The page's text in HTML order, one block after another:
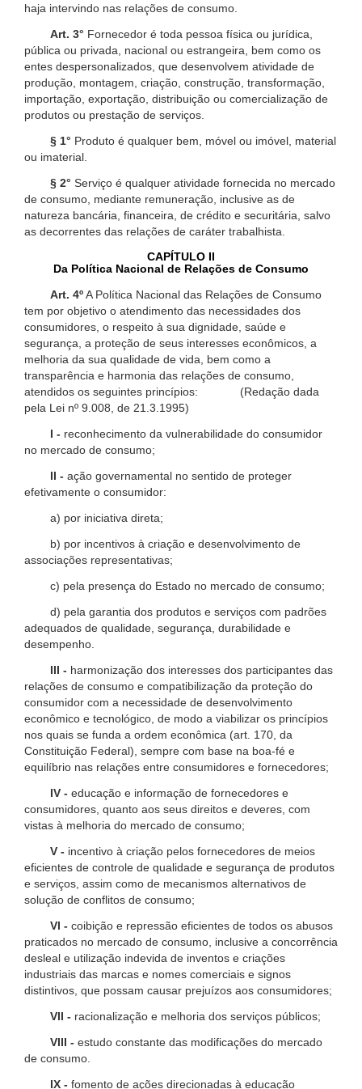
haja intervindo nas relações de consumo.
Art. 3° Fornecedor é toda pessoa física ou jurídica,
pública ou privada, nacional ou estrangeira, bem como os
entes despersonalizados, que desenvolvem atividade de
produção, montagem, criação, construção, transformação,
importação, exportação, distribuição ou comercialização de
produtos ou prestação de serviços.
§ 1° Produto é qualquer bem, móvel ou imóvel, material
ou imaterial.
§ 2° Serviço é qualquer atividade fornecida no mercado
de consumo, mediante remuneração, inclusive as de
natureza bancária, financeira, de crédito e securitária, salvo
as decorrentes das relações de caráter trabalhista.
CAPÍTULO II
Da Política Nacional de Relações de Consumo
Art. 4ºA Política Nacional das Relações de Consumo
tem por objetivo o atendimento das necessidades dos
consumidores, o respeito à sua dignidade, saúde e
segurança, a proteção de seus interesses econômicos, a
melhoria da sua qualidade de vida, bem como a
transparência e harmonia das relações de consumo,
atendidos os seguintes princípios: (Redação dada
pela Lei nº 9.008, de 21.3.1995)
I - reconhecimento da vulnerabilidade do consumidor
no mercado de consumo;
II - ação governamental no sentido de proteger
efetivamente o consumidor:
a) por iniciativa direta;
b) por incentivos à criação e desenvolvimento de
associações representativas;
c) pela presença do Estado no mercado de consumo;
d) pela garantia dos produtos e serviços com padrões
adequados de qualidade, segurança, durabilidade e
desempenho.
III - harmonização dos interesses dos participantes das
relações de consumo e compatibilização da proteção do
consumidor com a necessidade de desenvolvimento
econômico e tecnológico, de modo a viabilizar os princípios
nos quais se funda a ordem econômica (art. 170, da
Constituição Federal), sempre com base na boa-fé e
equilíbrio nas relações entre consumidores e fornecedores;
IV - educação e informação de fornecedores e
consumidores, quanto aos seus direitos e deveres, com
vistas à melhoria do mercado de consumo;
V - incentivo à criação pelos fornecedores de meios
eficientes de controle de qualidade e segurança de produtos
e serviços, assim como de mecanismos alternativos de
solução de conflitos de consumo;
VI - coibição e repressão eficientes de todos os abusos
praticados no mercado de consumo, inclusive a concorrência
desleal e utilização indevida de inventos e criações
industriais das marcas e nomes comerciais e signos
distintivos, que possam causar prejuízos aos consumidores;
VII - racionalização e melhoria dos serviços públicos;
VIII - estudo constante das modificações do mercado
de consumo.
IX - fomento de ações direcionadas à educação